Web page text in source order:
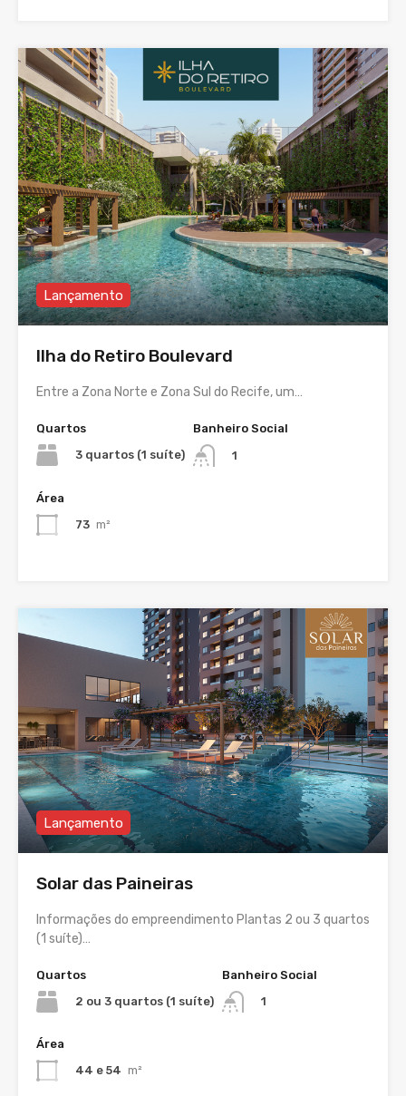
Lançamento
Ilha do Retiro Boulevard
Entre a Zona Norte e Zona Sul do Recife, um…
Quartos
3 quartos (1 suíte)
Banheiro Social
1
Área
73 m²
Lançamento
Solar das Paineiras
Informações do empreendimento Plantas 2 ou 3 quartos
(1 suíte)…
Quartos
2 ou 3 quartos (1 suíte)
Banheiro Social
1
Área
44 e 54 m²